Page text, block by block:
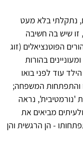
נתקלתי בלא מעט
שיש בה חשיבה
הפוטנציאלים (זוג
בהורות
עוד לפני בואו
והתפתחות המשפחה;
'נורמטיבית', נראה
מביאים את
- הן הרגשית והן